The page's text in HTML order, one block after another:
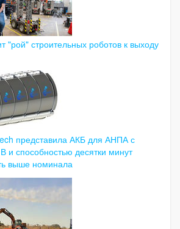
"рой" строительных роботов к выходу
представила АКБ для АНПА с
и способностью десятки минут
выше номинала